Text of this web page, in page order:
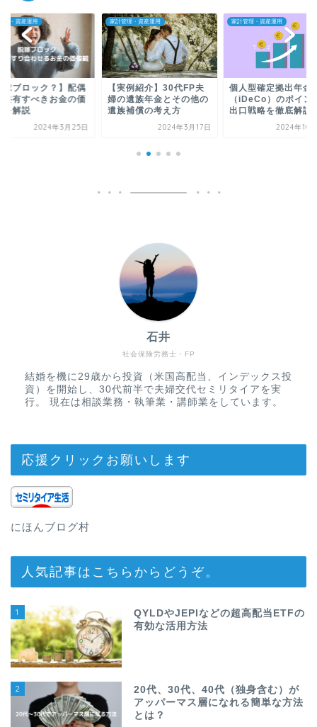
理・資産運用
嫁ブロック？】配偶
共有すべきお金の価
を解説
2024年3月25日
家計管理・資産運用
【実例紹介】30代FP夫
婦の遺族年金とその他の
遺族補償の考え方
2024年3月17日
家計管理・資産運用
個人型確定拠出年金
（iDeCo）のポイン
出口戦略を徹底解説
2024年10
社会保険労務士・FP
石井
結婚を機に29歳から投資（米国高配当、インデックス投
資）を開始し、30代前半で夫婦交代セミリタイアを実
行。 現在は相談業務・執筆業・講師業をしています。
応援クリックお願いします
にほんブログ村
人気記事はこちらからどうぞ。
1
QYLDやJEPIなどの超高配当ETFの
有効な活用方法
2
20代、30代、40代（独身含む）が
アッパーマス層になれる簡単な方法
とは？